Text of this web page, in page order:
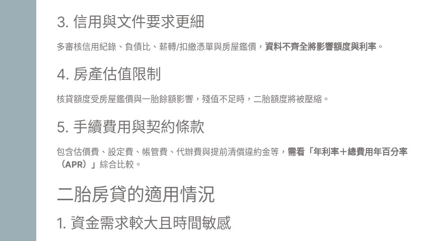
3. 信用與文件要求更細
多審核信用紀錄、負債比、薪轉/扣繳憑單與房屋鑑價， 資料不齊全將影響額度與利率 。
4. 房產估值限制
核貸額度受房屋鑑價與一胎餘額影響，殘值不足時，二胎額度將被壓縮。
5. 手續費用與契約條款
包含估價費、設定費、帳管費、代辦費與提前清償違約金等， 需看「年利率＋總費用年百分率
（APR）」 綜合比較。
二胎房貸的適用情況
1. 資金需求較大且時間敏感